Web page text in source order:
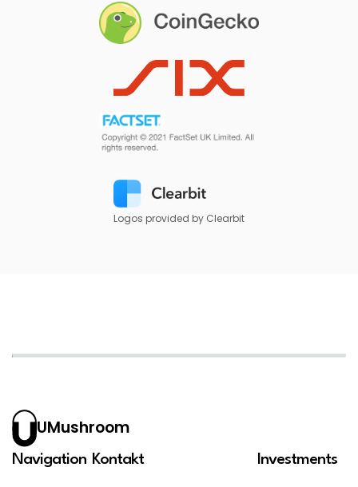
Logos provided by Clearbit
UMushroom
Navigation Kontakt Investments